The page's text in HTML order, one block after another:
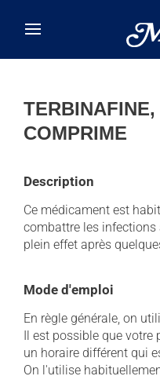
TERBINAFINE,
COMPRIME
Description
Ce médicament est
combattre les
plein effet après
Mode d'emploi
En règle générale, on
Il est possible que
un horaire différent qui
On l'utilise